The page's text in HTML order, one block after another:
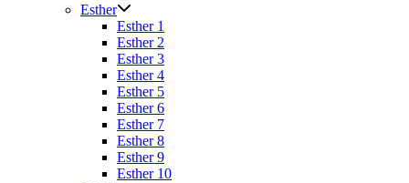
Esther
Esther 1
Esther 2
Esther 3
Esther 4
Esther 5
Esther 6
Esther 7
Esther 8
Esther 9
Esther 10